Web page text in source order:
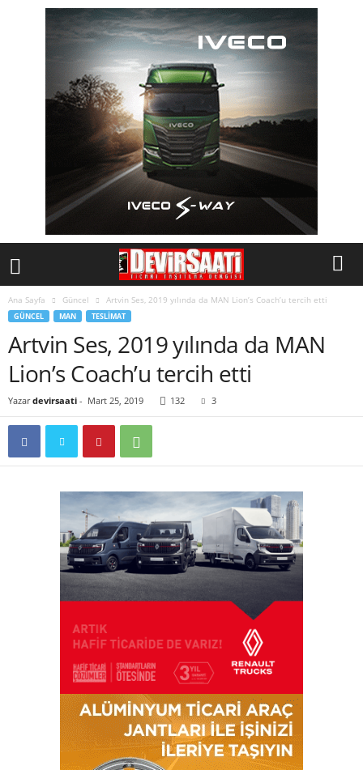
Ana Sayfa Güncel Artvin Ses, 2019 yılında da MAN Lion’s Coach’u tercih etti
GÜNCEL MAN TESLIMAT
Artvin Ses, 2019 yılında da MAN
Lion’s Coach’u tercih etti
Yazar devirsaati - Mart 25, 2019 132 3